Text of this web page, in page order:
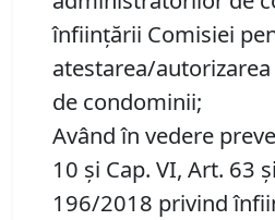
înfiinţării Comisiei
atestarea/
de condominii;
Având în vedere
10 şi Cap. VI, Art. 63
196/2018 privind